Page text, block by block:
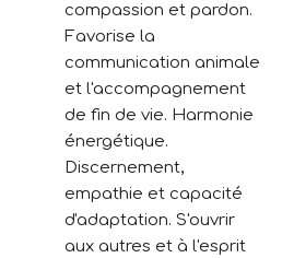
compassion et pardon.
Favorise la
communication animale
et l'accompagnement
de fin de vie. Harmonie
énergétique.
Discernement,
empathie et capacité
d'adaptation. S'ouvrir
aux autres et à l'esprit